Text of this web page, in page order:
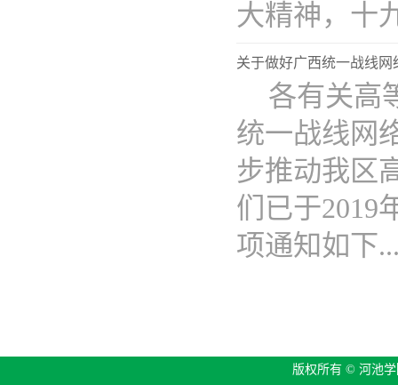
大精神，十
关于做好广西统一战线网
各有关高
统一战线网
步推动我区
们已于2019
项通知如下
版权所有 © 河池学